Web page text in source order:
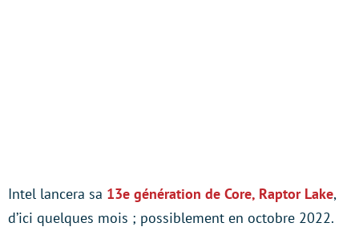
Intel lancera sa 13e génération de Core, Raptor Lake,
d’ici quelques mois ; possiblement en octobre 2022.